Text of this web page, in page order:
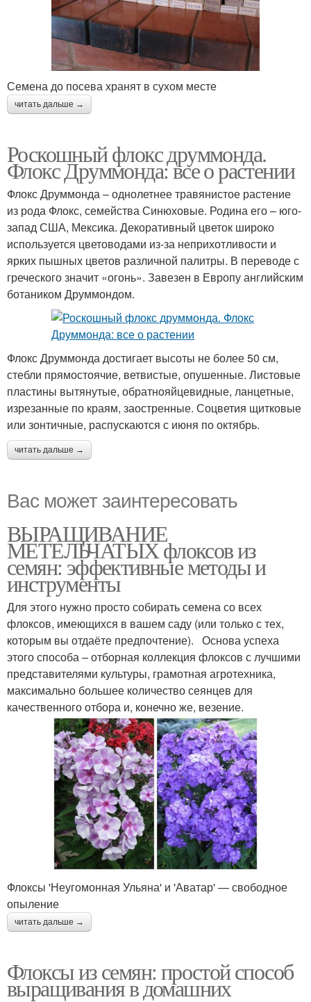
Семена до посева хранят в сухом месте
читать дальше →
Роскошный флокс друммонда.
Флокс Друммонда: все о растении
Флокс Друммонда – однолетнее травянистое растение
из рода Флокс, семейства Синюховые. Родина его – юго-
запад США, Мексика. Декоративный цветок широко
используется цветоводами из-за неприхотливости и
ярких пышных цветов различной палитры. В переводе с
греческого значит «огонь». Завезен в Европу английским
ботаником Друммондом.
Флокс Друммонда достигает высоты не более 50 см,
стебли прямостоячие, ветвистые, опушенные. Листовые
пластины вытянутые, обратнояйцевидные, ланцетные,
изрезанные по краям, заостренные. Соцветия щитковые
или зонтичные, распускаются с июня по октябрь.
читать дальше →
Вас может заинтересовать
ВЫРАЩИВАНИЕ
МЕТЕЛЬЧАТЫХ флоксов из
семян: эффективные методы и
инструменты
Для этого нужно просто собирать семена со всех
флоксов, имеющихся в вашем саду (или только с тех,
которым вы отдаёте предпочтение). Основа успеха
этого способа – отборная коллекция флоксов с лучшими
представителями культуры, грамотная агротехника,
максимально большее количество сеянцев для
качественного отбора и, конечно же, везение.
Флоксы 'Неугомонная Ульяна' и 'Аватар' — свободное
опыление
читать дальше →
Флоксы из семян: простой способ
выращивания в домашних